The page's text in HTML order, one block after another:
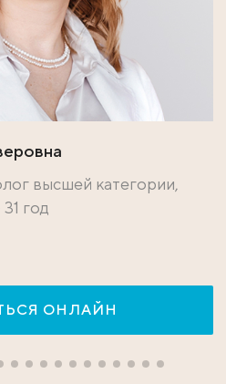
высшей категории,
год
ОНЛАЙН